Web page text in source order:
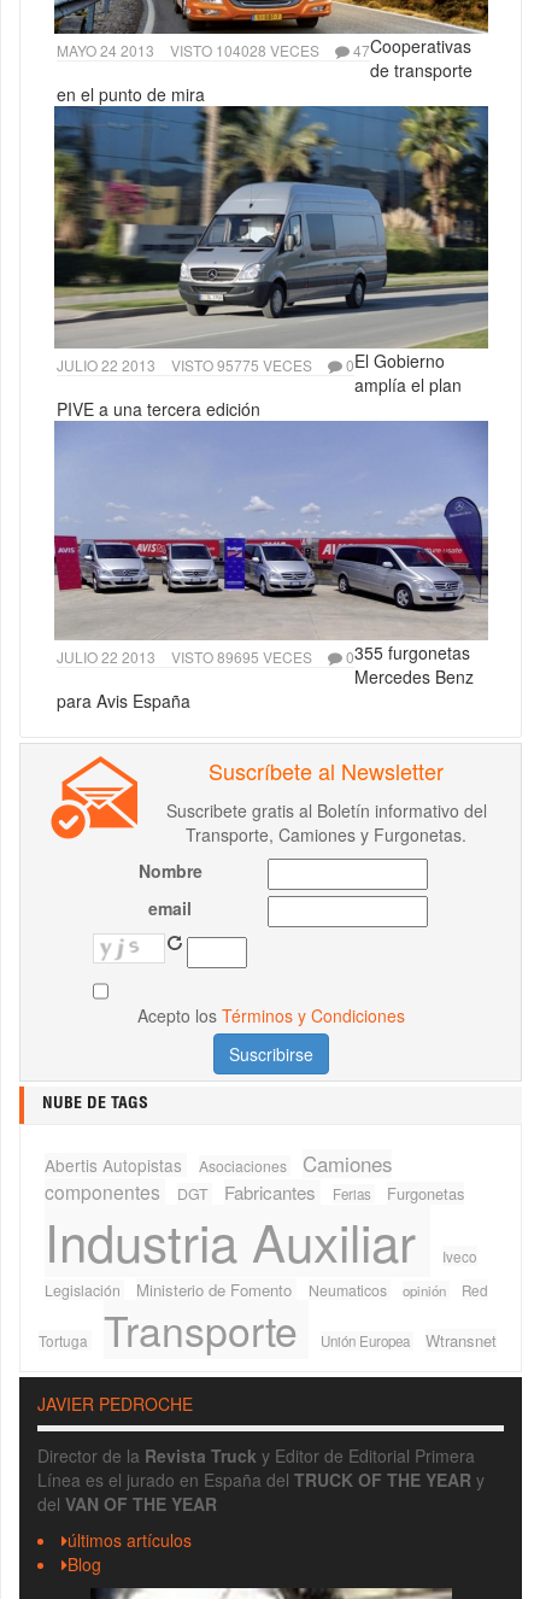
MAYO 24 2013 VISTO 104028 VECES 47Cooperativas
de transporte
en el punto de mira
JULIO 22 2013 VISTO 95775 VECES 0El Gobierno
amplía el plan
PIVE a una tercera edición
JULIO 22 2013 VISTO 89695 VECES 0355 furgonetas
Mercedes Benz
para Avis España
Suscríbete al Newsletter
Suscribete gratis al Boletín informativo del
Transporte, Camiones y Furgonetas.
Nombre
email
Acepto los Términos y Condiciones
NUBE DE TAGS
Abertis Autopistas Asociaciones Camiones
componentes DGT Fabricantes Ferias Furgonetas
Industria Auxiliar
Iveco
Legislación
Ministerio de Fomento Neumaticos opinión Red
Tortuga Transporte Unión Europea Wtransnet
JAVIER PEDROCHE
Director de la Revista Truck y Editor de Editorial Primera
Línea es el jurado en España del TRUCK OF THE YEAR y
del VAN OF THE YEAR
últimos artículos
Blog